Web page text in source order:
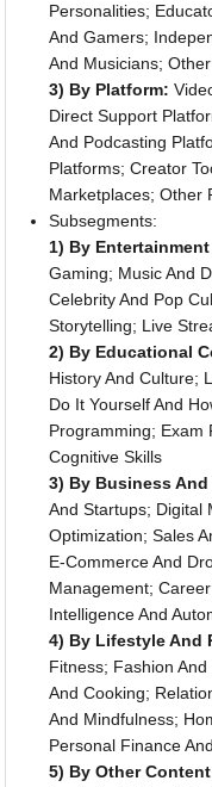
Personalities;
And Gamers;
And Musicians;
3) By Platform:
Direct Support
And Podcasting
Platforms; Creator
Marketplaces; Other
Subsegments:
1) By
Gaming; Music And
Celebrity And Pop
Storytelling; Live
2) By Educational
History And Culture;
Do It Yourself And
Programming; Exam
Cognitive Skills
3) By Business
And Startups; Digital
Optimization; Sales
E-Commerce And
Management;
Intelligence And
4) By Lifestyle And
Fitness; Fashion
And Cooking;
And Mindfulness;
Personal Finance
5) By Other